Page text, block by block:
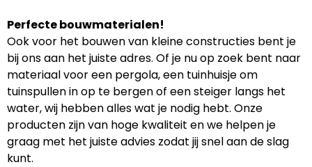
Perfecte bouwmaterialen!
Ook voor het bouwen van kleine constructies bent je
bij ons aan het juiste adres. Of je nu op zoek bent naar
materiaal voor een pergola, een tuinhuisje om
tuinspullen in op te bergen of een steiger langs het
water, wij hebben alles wat je nodig hebt. Onze
producten zijn van hoge kwaliteit en we helpen je
graag met het juiste advies zodat jij snel aan de slag
kunt.